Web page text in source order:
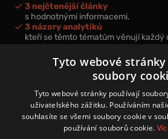
3 nejčtenější články
s hodnotnými informacemi,
3 názory analytiků
kteří se těmto tématům věnují každý
nová videa a podcasty
k prohloubení vašich znalostí.
Přihlášením k newsletteru vyjadřujete svůj
zpracování osobních údajů.
Tyto webové
soubory
Tyto webové stránky používají
uživatelského zážitku. Používáním
souhlasíte se všemi soubory cookie v
používání souborů cookie.